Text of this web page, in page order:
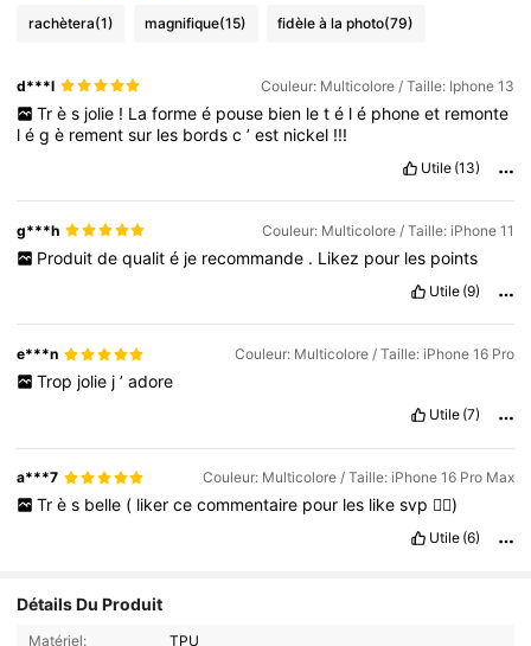
rachètera(1) magnifique(15) fidèle à la photo(79)
d***l Couleur: Multicolore / Taille: Iphone 13
Tr è s jolie ! La forme é pouse bien le t é l é phone et remonte
légè rementsur les bordsc’est nickel !!!
Utile (13)
g***h Couleur: Multicolore / Taille: iPhone 11
Produit de qualit é je recommande . Likez pour les points
Utile (9)
e***n Couleur: Multicolore / Taille: iPhone 16 Pro
Trop jolie j ’ adore
Utile (7)
a***7 Couleur: Multicolore / Taille: iPhone 16 Pro Max
Tr è s belle ( liker ce commentaire pour les like svp 👌🏼)
Utile (6)
Détails Du Produit
Matériel: TPU